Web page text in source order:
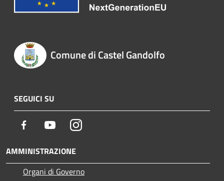
Comune di Castel Gandolfo
SEGUICI SU
Facebook YoutubeInstagram
AMMINISTRAZIONE
Organi di Governo